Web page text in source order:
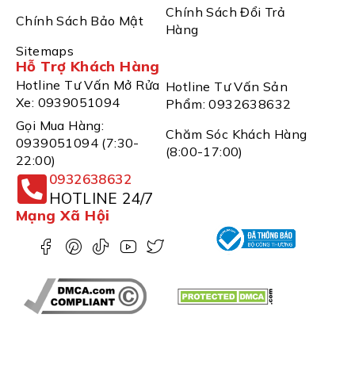
Chính Sách Bảo Mật
Chính Sách Đổi Trả
Hàng
Sitemaps
Hỗ Trợ Khách Hàng
Hotline Tư Vấn Mở Rửa
Xe: 0939051094
Hotline Tư Vấn Sản
Phẩm: 0932638632
Gọi Mua Hàng:
0939051094 (7:30-
22:00)
Chăm Sóc Khách Hàng
(8:00-17:00)
0932638632
HOTLINE 24/7
Mạng Xã Hội